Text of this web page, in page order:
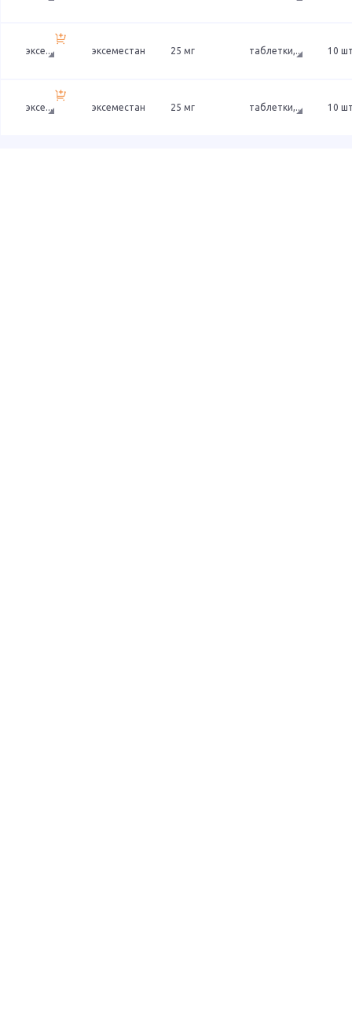
эксе... эксеместан 25 мг таблетки,... 10
эксе... эксеместан 25 мг таблетки,... 10